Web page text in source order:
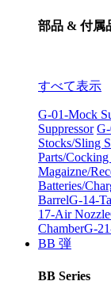
部品 & 付属
すべて表示
G-01-Mock
Suppressor
Stocks/Sling
Parts/
Magaizne/
Batteries/
BarrelG-14-
17-Air Nozzle
ChamberG-
BB 弾
BB Series